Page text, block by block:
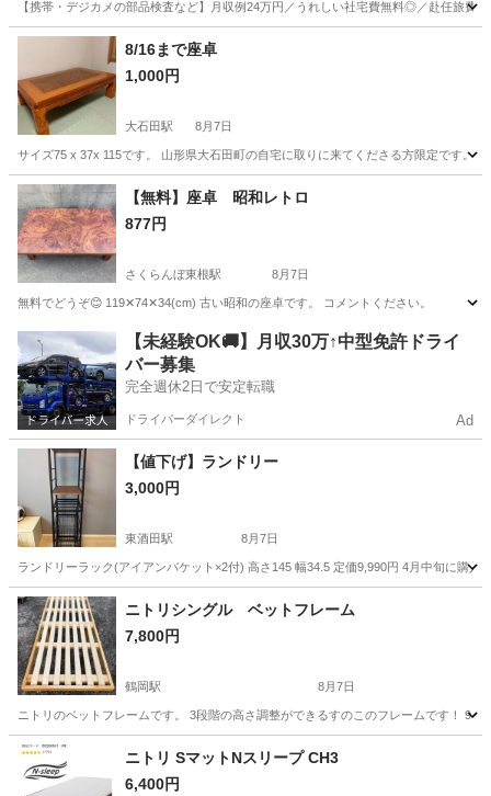
【携帯・デジカメの部品検査など】月収例24万円／うれしい社宅費無料◎／赴任旅
福島 郡山市 喜久田駅 その他
8/16まで座卓
1,000円
大石田駅 8月7日
サイズ75 x 37x 115です。 山形県大石田町の自宅に取りに来てくださる方限定です。
山形 北村山郡 大石田駅 テーブル
【無料】座卓 昭和レトロ
877円
さくらんぼ東根駅 8月7日
無料でどうぞ😊 119✕74✕34(cm) 古い昭和の座卓です。 コメントください。
東根市 さくらんぼ東根駅 テーブル
【未経験OK🚚】月収30万↑中型免許ドライ
バー募集
完全週休2日で安定転職
ドライバーダイレクト Ad
【値下げ】ランドリー
3,000円
東酒田駅 8月7日
ランドリーラック(アイアンバケット×2付) 高さ145 幅34.5 定価9,990円 4月中旬に購
山形 酒田市 東酒田駅 収納家具
ニトリシングル ベットフレーム
7,800円
鶴岡駅 8月7日
ニトリのベットフレームです。 3段階の高さ調整ができるすのこのフレームです！ 9
山形 鶴岡駅 ベッド
ニトリ SマットNスリープ CH3
6,400円